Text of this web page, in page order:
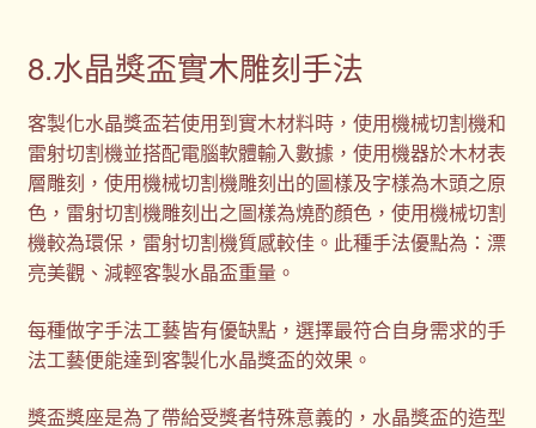
8.水晶獎盃實木雕刻手法
客製化水晶獎盃若使用到實木材料時，使用機械切割機和
雷射切割機並搭配電腦軟體輸入數據，使用機器於木材表
層雕刻，使用機械切割機雕刻出的圖樣及字樣為木頭之原
色，雷射切割機雕刻出之圖樣為燒酌顏色，使用機械切割
機較為環保，雷射切割機質感較佳。此種手法優點為：漂
亮美觀、減輕客製水晶盃重量。
每種做字手法工藝皆有優缺點，選擇最符合自身需求的手
法工藝便能達到客製化水晶獎盃的效果。
獎盃獎座是為了帶給受獎者特殊意義的，水晶獎盃的造型